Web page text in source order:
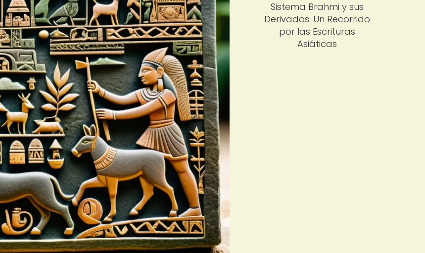
Sistema Brahmi y sus
Derivados: Un Recorrido
por las Escrituras
Asiáticas